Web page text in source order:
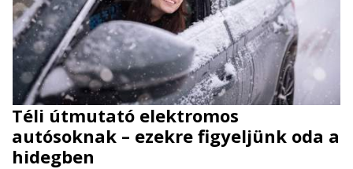
Téli útmutató elektromos
autósoknak – ezekre figyeljünk oda a
hidegben